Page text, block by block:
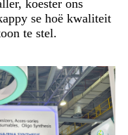
koester ons
se hoë kwaliteit
te stel.